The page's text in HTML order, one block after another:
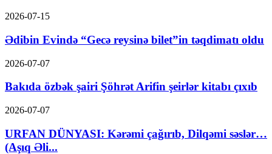
2026-07-15
Ədibin Evində “Gecə reysinə bilet”in təqdimatı oldu
2026-07-07
Bakıda özbək şairi Şöhrət Arifin şeirlər kitabı çıxıb
2026-07-07
URFAN DÜNYASI: Kərəmi çağırıb, Dilqəmi səslər…
(Aşıq Əli...